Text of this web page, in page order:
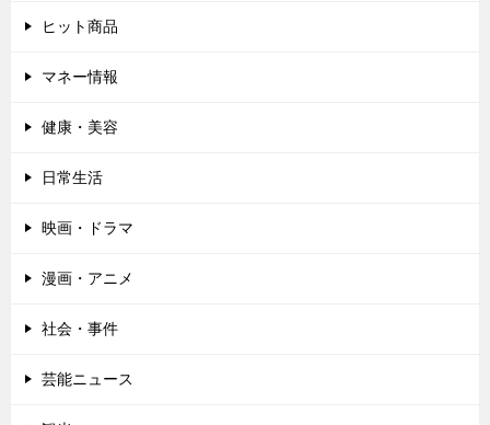
ヒット商品
マネー情報
健康・美容
日常生活
映画・ドラマ
漫画・アニメ
社会・事件
芸能ニュース